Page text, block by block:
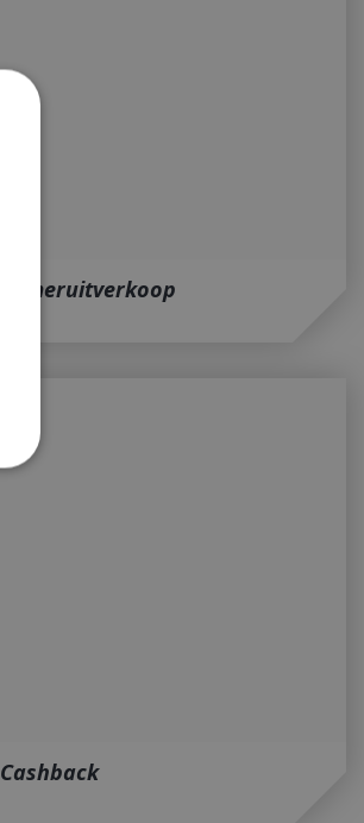
Zomeruitverkoop
Cashback